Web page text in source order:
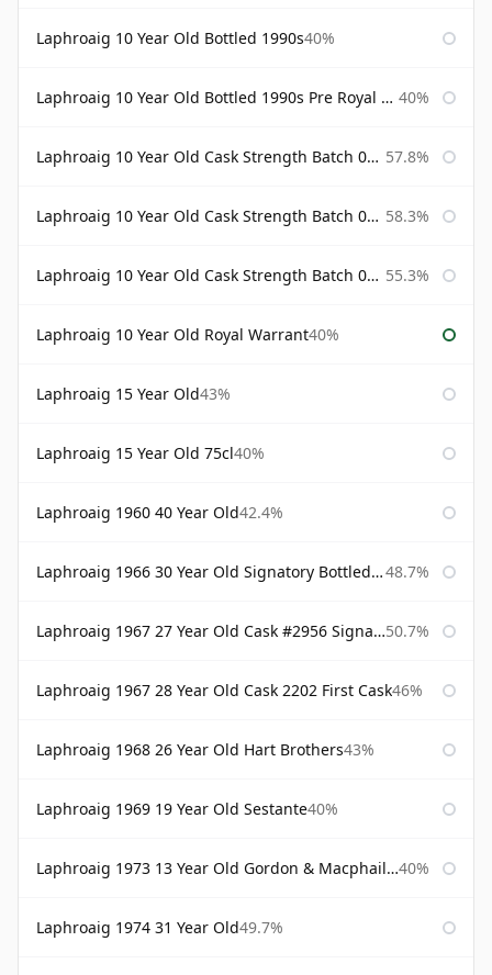
Laphroaig 10 Year Old Bottled 1990s40%
Laphroaig 10 Year Old Bottled 1990s Pre Royal Warrant 40%
Laphroaig 10 Year Old Cask Strength Batch 001 Bottled 2009 57.8%
Laphroaig 10 Year Old Cask Strength Batch 002 Bottled 2010 58.3%
Laphroaig 10 Year Old Cask Strength Batch 003 Bottled 2011 55.3%
Laphroaig 10 Year Old Royal Warrant40%
Laphroaig 15 Year Old43%
Laphroaig 15 Year Old 75cl40%
Laphroaig 1960 40 Year Old42.4%
Laphroaig 1966 30 Year Old Signatory Bottled 1996 48.7%
Laphroaig 1967 27 Year Old Cask #2956 Signatory 50.7%
Laphroaig 1967 28 Year Old Cask 2202 First Cask46%
Laphroaig 1968 26 Year Old Hart Brothers43%
Laphroaig 1969 19 Year Old Sestante40%
Laphroaig 1973 13 Year Old Gordon & Macphail Connoisseurs Choice 40%
Laphroaig 1974 31 Year Old49.7%